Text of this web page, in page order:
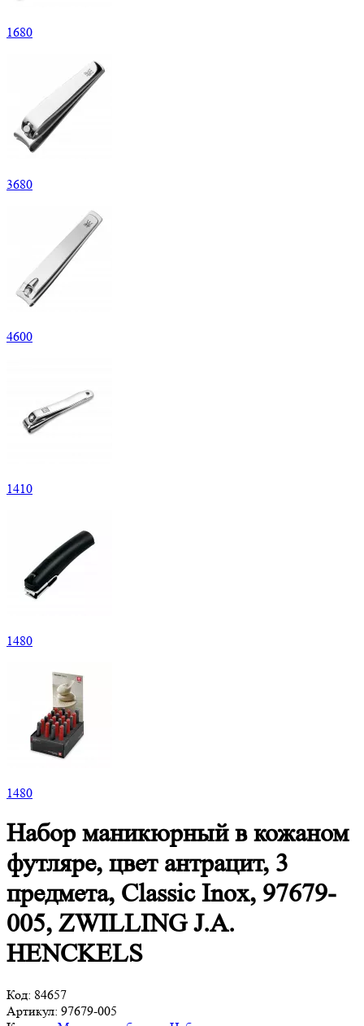
1680
3680
4600
1410
1480
1480
Набор маникюрный в кожаном
футляре, цвет антрацит, 3
предмета, Classic Inox, 97679-
005, ZWILLING J.A.
HENCKELS
Код: 84657
Артикул: 97679-005